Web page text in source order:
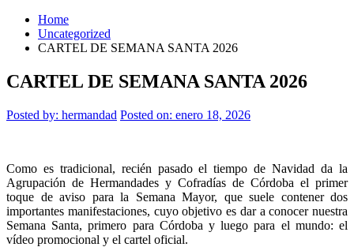
Home
Uncategorized
CARTEL DE SEMANA SANTA 2026
CARTEL DE SEMANA SANTA 2026
Posted by: hermandad Posted on: enero 18, 2026
Como es tradicional, recién pasado el tiempo de Navidad da la
Agrupación de Hermandades y Cofradías de Córdoba el primer
toque de aviso para la Semana Mayor, que suele contener dos
importantes manifestaciones, cuyo objetivo es dar a conocer nuestra
Semana Santa, primero para Córdoba y luego para el mundo: el
vídeo promocional y el cartel oficial.